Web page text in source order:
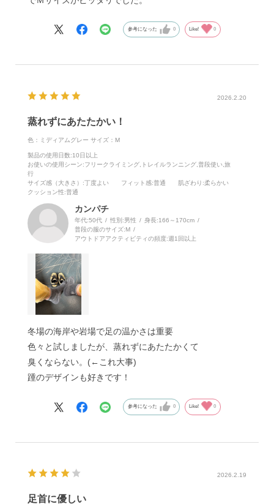
参考になった 0 Like! 0
2026.2.20
蒸れずにあたたかい！
色：ミディアムグレー サイズ：M
製品の使用日数:10日以上
お使いの使用シーン:フリークライミング,トレイルランニング,普段使い,旅
行
サイズ感（大きさ） :丁度よい フィット感:普通 肌ざわり :柔らかい
クッション性:普通
カンパチ
年代:50代 性別:男性 身長:166～170cm
普段の服のサイズ:M
アウトドアアクティビティの頻度:週1回以上
冬場の海岸や岩場で足の温かさは重要
色々と試しましたが、蒸れずにあたたかくて
臭くならない。(←これ大事)
踵のデザインも好きです！
参考になった 0 Like! 0
2026.2.19
足首に優しい